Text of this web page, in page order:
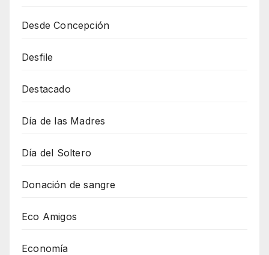
Desde Concepción
Desfile
Destacado
Día de las Madres
Día del Soltero
Donación de sangre
Eco Amigos
Economía